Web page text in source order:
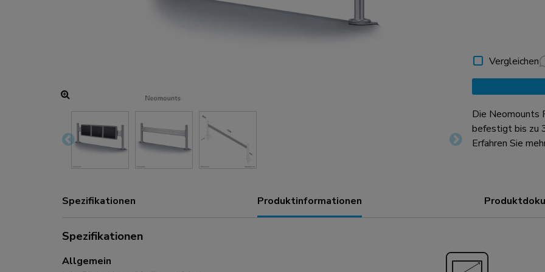
Vergleichen
Die Neomounts
befestigt bis zu
Bildschirm über
Erfahren Sie
Spezifikationen Produktinformationen
Spezifikationen
Allgemein